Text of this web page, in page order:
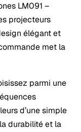
LM091 –
projecteurs
élégant et
met la
parmi une
d’une simple
durabilité et la